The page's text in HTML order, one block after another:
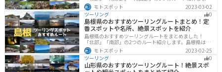
す。自然豊かな山が充実しており、山を生かした施設や
グルメ、絶景スポットなど、自然を満喫するツーリング
ができます。バイクで岐阜県にツーリングに行く際は参
考にしてください。
モトスポット
2023-03-02
ツーリング
0
島根県のおすすめツーリングルートまとめ！定
番スポットや名所、絶景スポットを紹介
島根県のおすすめツーリングルートをまとめました！
「北部」「南部」の2つのルート紹介します。島根県は、
海と山が近く、1日で全然違う景色を堪能することができ
ます。バイクで島根県にツーリングに行く際は参考にし
てください。
モトスポット
2023-02-25
ツーリング
0
山形県のおすすめツーリングルート！絶景スポ